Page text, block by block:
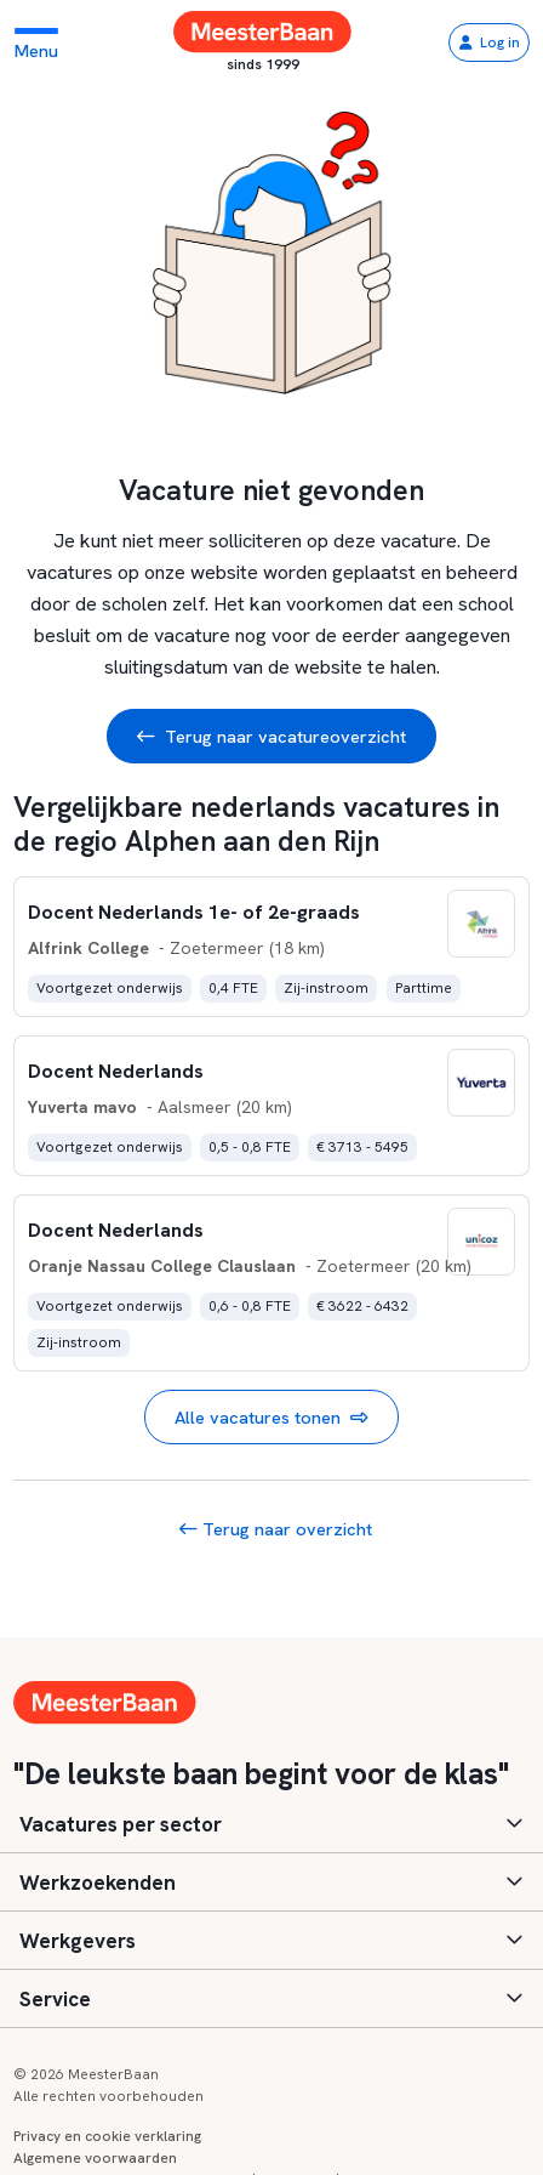
Menu
sinds 1999
Log in
Vacature niet gevonden
Je kunt niet meer solliciteren op deze vacature. De
vacatures op onze website worden geplaatst en beheerd
door de scholen zelf. Het kan voorkomen dat een school
besluit om de vacature nog voor de eerder aangegeven
sluitingsdatum van de website te halen.
Terug naar vacatureoverzicht
Vergelijkbare nederlands vacatures in
de regio Alphen aan den Rijn
Docent Nederlands 1e- of 2e-graads
Alfrink College - Zoetermeer (18 km)
Voortgezet onderwijs 0,4 FTE Zij-instroom Parttime
Docent Nederlands
Yuverta mavo - Aalsmeer (20 km)
Voortgezet onderwijs 0,5 - 0,8 FTE € 3713 - 5495
Docent Nederlands
Oranje Nassau College Clauslaan - Zoetermeer (20 km)
Voortgezet onderwijs 0,6 - 0,8 FTE
€ 3622 - 6432
Zij-instroom
Alle vacatures tonen
Terug naar overzicht
"De leukste baan begint voor de klas"
Vacatures per sector
Basisonderwijs
Speciaal (basis) onderwijs
Voortgezet onderwijs
Werkzoekenden
Aanmelden
Vacatures
Werkgevers
Inloggen
Service
© 2026 MeesterBaan
Alle rechten voorbehouden
Privacy en cookie verklaring
Algemene voorwaarden